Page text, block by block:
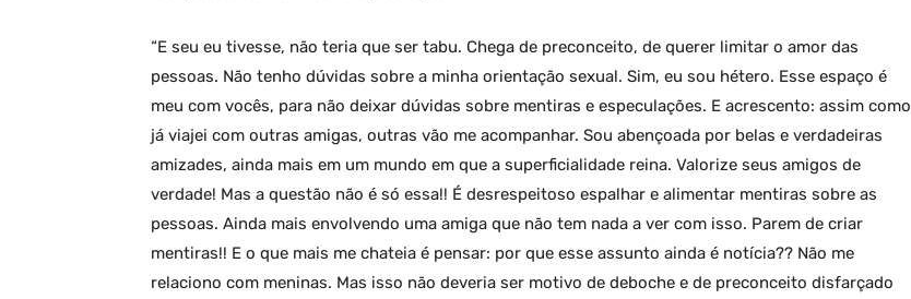
“E seu eu tivesse, não teria que ser tabu. Chega de preconceito, de querer limitar o amor das
pessoas. Não tenho dúvidas sobre a minha orientação sexual. Sim, eu sou hétero. Esse espaço é
meu com vocês, para não deixar dúvidas sobre mentiras e especulações. E acrescento: assim como
já viajei com outras amigas, outras vão me acompanhar. Sou abençoada por belas e verdadeiras
amizades, ainda mais em um mundo em que a superficialidade reina. Valorize seus amigos de
verdade! Mas a questão não é só essa!! É desrespeitoso espalhar e alimentar mentiras sobre as
pessoas. Ainda mais envolvendo uma amiga que não tem nada a ver com isso. Parem de criar
mentiras!! E o que mais me chateia é pensar: por que esse assunto ainda é notícia?? Não me
relaciono com meninas. Mas isso não deveria ser motivo de deboche e de preconceito disfarçado